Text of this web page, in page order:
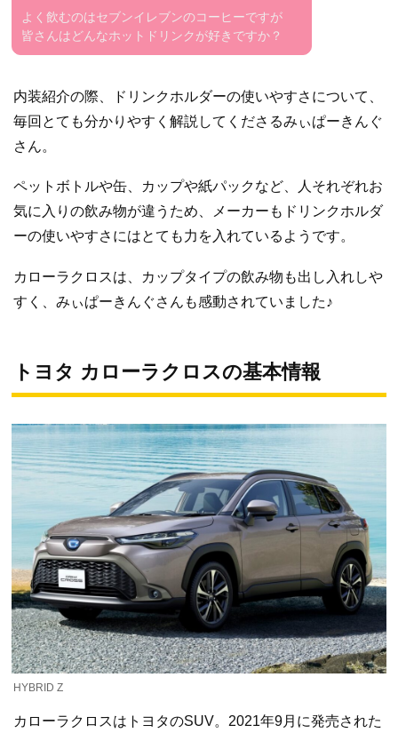
よく飲むのはセブンイレブンのコーヒーですが
皆さんはどんなホットドリンクが好きですか？
内装紹介の際、ドリンクホルダーの使いやすさについて、
毎回とても分かりやすく解説してくださるみぃぱーきんぐ
さん。
ペットボトルや缶、カップや紙パックなど、人それぞれお
気に入りの飲み物が違うため、メーカーもドリンクホルダ
ーの使いやすさにはとても力を入れているようです。
カローラクロスは、カップタイプの飲み物も出し入れしや
すく、みぃぱーきんぐさんも感動されていました♪
トヨタ カローラクロスの基本情報
HYBRID Z
カローラクロスはトヨタのSUV。2021年9月に発売された